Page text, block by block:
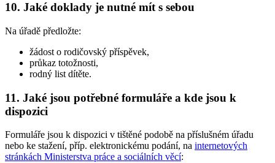
10. Jaké doklady je nutné mít s sebou
Na úřadě předložte:
žádost o rodičovský příspěvek,
průkaz totožnosti,
rodný list dítěte.
11. Jaké jsou potřebné formuláře a kde jsou k
dispozici
Formuláře jsou k dispozici v tištěné podobě na příslušném úřadu
nebo ke stažení, příp. elektronickému podání, na internetových
stránkách Ministerstva práce a sociálních věcí: